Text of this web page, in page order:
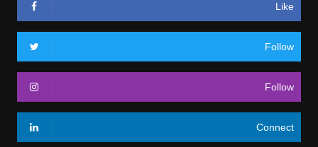
Like
Follow
Follow
Connect